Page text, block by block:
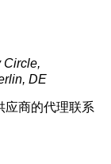
Circle,
DE
应商的代理联系